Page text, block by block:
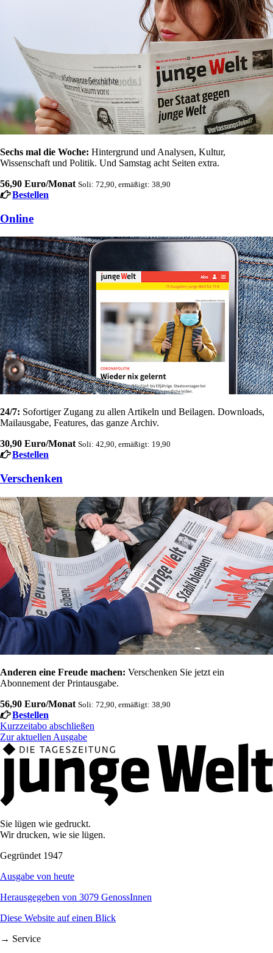
Sechs mal die Woche: Hintergrund und Analysen, Kultur,
Wissenschaft und Politik. Und Samstag acht Seiten extra.
56,90 Euro/Monat Soli: 72,90, ermäßigt: 38,90
Bestellen
Online
24/7: Sofortiger Zugang zu allen Artikeln und Beilagen. Downloads,
Mailausgabe, Features, das ganze Archiv.
30,90 Euro/Monat Soli: 42,90, ermäßigt: 19,90
Bestellen
Verschenken
Anderen eine Freude machen: Verschenken Sie jetzt ein
Abonnement der Printausgabe.
56,90 Euro/Monat Soli: 72,90, ermäßigt: 38,90
Bestellen
Kurzzeitabo abschließen
Zur aktuellen Ausgabe
Sie lügen wie gedruckt.
Wir drucken, wie sie lügen.
Gegründet 1947
Ausgabe von heute
Herausgegeben von 3079 GenossInnen
Diese Website auf einen Blick
→ Service